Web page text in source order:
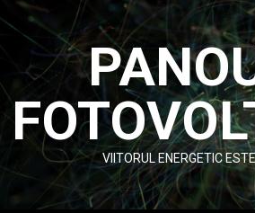
Skip
to
content
VIITORUL ENERGETIC